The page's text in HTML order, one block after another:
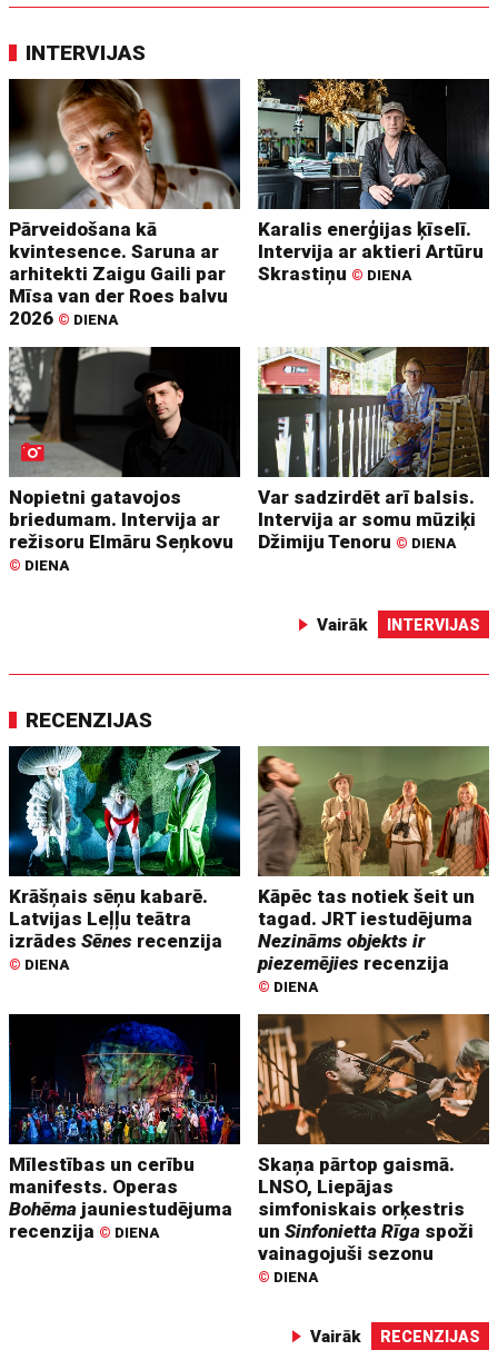
INTERVIJAS
Pārveidošana kā
kvintesence. Saruna ar
arhitekti Zaigu Gaili par
Mīsa van der Roes balvu
2026 © DIENA
Karalis enerģijas ķīselī.
Intervija ar aktieri Artūru
Skrastiņu © DIENA
Nopietni gatavojos
briedumam. Intervija ar
režisoru Elmāru Seņkovu
© DIENA
Var sadzirdēt arī balsis.
Intervija ar somu mūziķi
Džimiju Tenoru © DIENA
Vairāk INTERVIJAS
RECENZIJAS
Krāšņais sēņu kabarē.
Latvijas Leļļu teātra
izrādesSēnes recenzija
© DIENA
Kāpēc tas notiek šeit un
tagad. JRT iestudējuma
Nezināms objekts ir
piezemējies recenzija
© DIENA
Mīlestības un cerību
manifests. Operas
Bohēma jauniestudējuma
recenzija © DIENA
Skaņa pārtop gaismā.
LNSO, Liepājas
simfoniskais orķestris
unSinfonietta Rīga spoži
vainagojuši sezonu
© DIENA
Vairāk RECENZIJAS